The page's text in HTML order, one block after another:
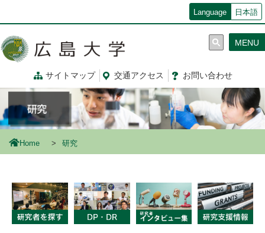
コ
ン
に
移
動
Language 日本語
サイトマップ 交通アクセス お問い合わせ
MENU
Home 研究